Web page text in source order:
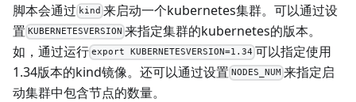
脚本会通过 kind 来启动一个kubernetes集群。可以通过设
置 KUBERNETESVERSION 来指定集群的kubernetes的版本。
如，通过运行 export KUBERNETESVERSION=1.34 可以指定使用
1.34版本的kind镜像。还可以通过设置 NODES_NUM 来指定启
动集群中包含节点的数量。